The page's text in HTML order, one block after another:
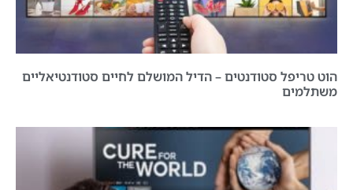
הוט טריפל סטודנטים – הדיל המושלם לחיים סטודנטיאליים
משתלמים